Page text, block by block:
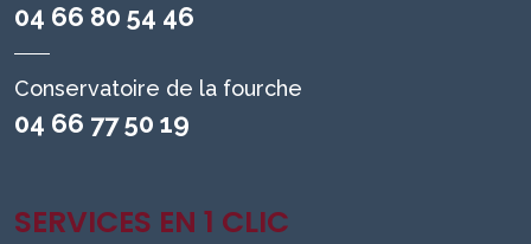
04 66 80 54 46
Conservatoire de la fourche
04 66 77 50 19
SERVICES EN 1 CLIC